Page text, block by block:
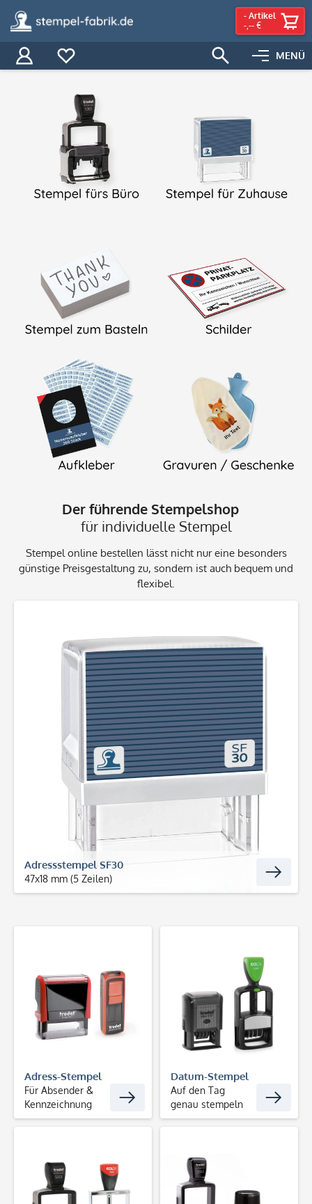
MENÜ
- Artikel
-,-- €
Adress-Stempel
Für Absender &
Kennzeichnung
Datum-Stempel
Auf den Tag
genau stempeln
Der führende Stempelshop
für individuelle Stempel
Stempel online bestellen lässt nicht nur eine besonders
günstige Preisgestaltung zu, sondern ist auch bequem und
flexibel.
Adressstempel SF30
47x18 mm (5 Zeilen)